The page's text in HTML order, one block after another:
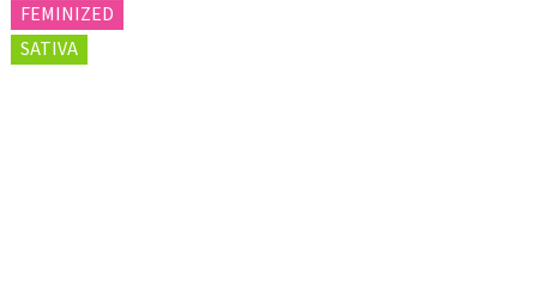
FEMINIZED
SATIVA